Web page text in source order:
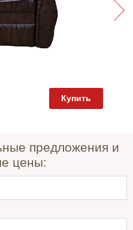
Купить
предложения и
цены: